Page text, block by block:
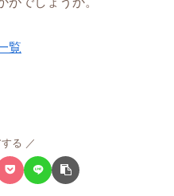
覧
る